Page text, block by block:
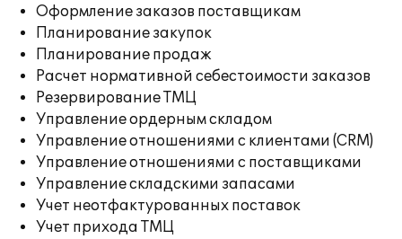
Оформление заказов поставщикам
Планирование закупок
Планирование продаж
Расчет нормативной себестоимости заказов
Резервирование ТМЦ
Управление ордерным складом
Управление отношениями с клиентами (CRM)
Управление отношениями с поставщиками
Управление складскими запасами
Учет неотфактурованных поставок
Учет прихода ТМЦ